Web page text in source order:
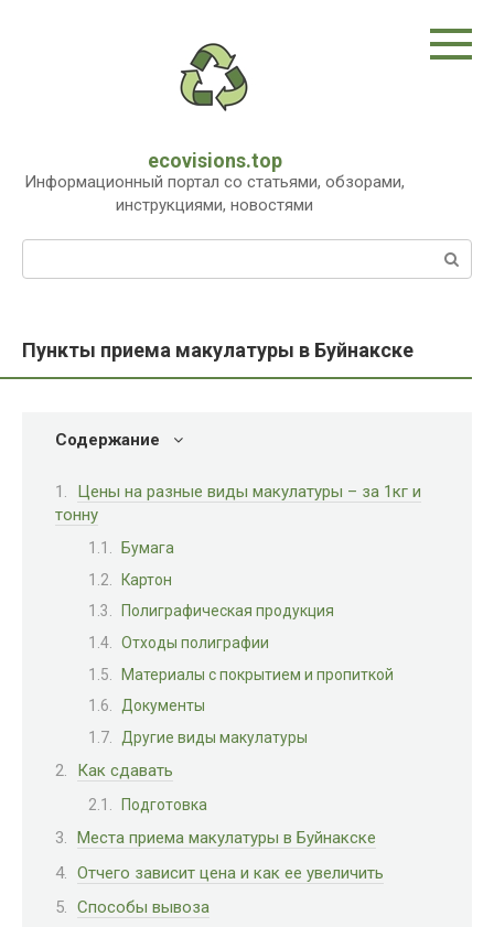
ecovisions.top
Информационный портал со статьями, обзорами,
инструкциями, новостями
Пункты приема макулатуры в Буйнакске
Содержание
Цены на разные виды макулатуры – за 1кг и
тонну
Бумага
Картон
Полиграфическая продукция
Отходы полиграфии
Материалы с покрытием и пропиткой
Документы
Другие виды макулатуры
Как сдавать
Подготовка
Места приема макулатуры в Буйнакске
Отчего зависит цена и как ее увеличить
Способы вывоза